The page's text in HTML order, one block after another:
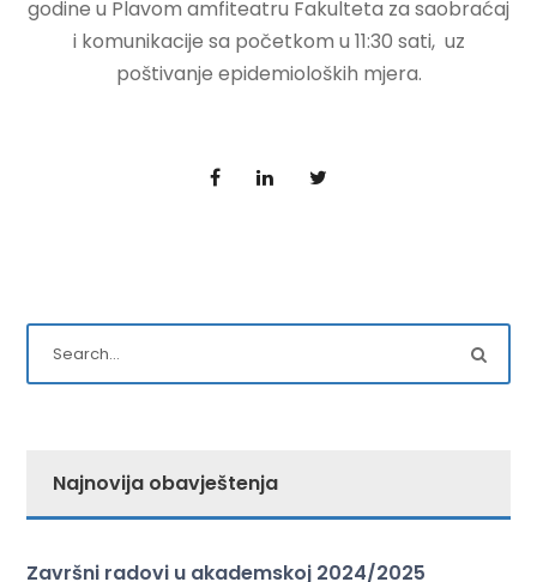
godine u Plavom amfiteatru Fakulteta za saobraćaj
i komunikacije sa početkom u 11:30 sati, uz
poštivanje epidemioloških mjera.
Najnovija obavještenja
Završni radovi u akademskoj 2024/2025